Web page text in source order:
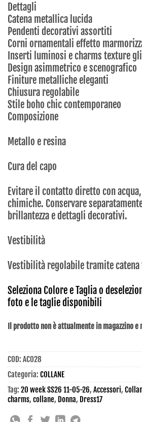
Dettagli
Catena metallica lucida
Pendenti decorativi assortiti
Corni ornamentali effetto
Inserti luminosi e charms texture
Design asimmetrico e scenografico
Finiture metalliche eleganti
Chiusura regolabile
Stile boho chic contemporaneo
Composizione
Metallo e resina
Cura del capo
Evitare il contatto diretto con
chimiche. Conservare
brillantezza e dettagli decorativi.
Vestibilità
Vestibilità regolabile tramite
Seleziona Colore e Taglia o
foto e le taglie disponibili
Il prodotto non è attualmente in magazzino e
COD: AC028
Categoria: COLLANE
Tag: 20 week SS26 11-05-26, Accessori,
charms, collane, Donna, Dress17